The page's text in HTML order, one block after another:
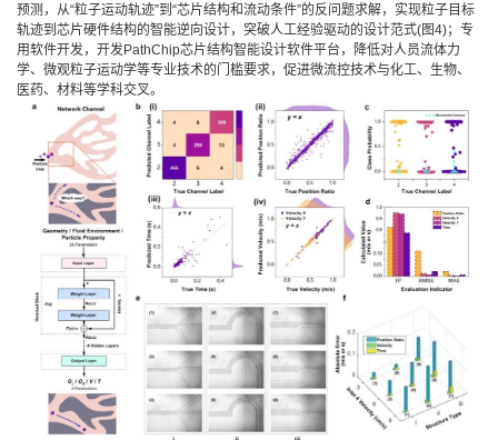
预测，从“粒子运动轨迹”到“芯片结构和流动条件”的反问题求解，实现粒子目标
轨迹到芯片硬件结构的智能逆向设计，突破人工经验驱动的设计范式(图4)；专
用软件开发，开发PathChip芯片结构智能设计软件平台，降低对人员流体力
学、微观粒子运动学等专业技术的门槛要求，促进微流控技术与化工、生物、
医药、材料等学科交叉。